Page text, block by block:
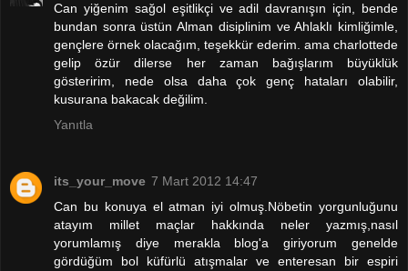
Can yiğenim sağol eşitlikçi ve adil davranışın için, bende
bundan sonra üstün Alman disiplinim ve Ahlaklı kimliğimle,
gençlere örnek olacağım, teşekkür ederim. ama charlottede
gelip özür dilerse her zaman bağışlarım büyüklük
gösteririm, nede olsa daha çok genç hataları olabilir,
kusurana bakacak değilim.
Yanıtla
its_your_move 7 Mart 2012 14:47
Can bu konuya el atman iyi olmuş.Nöbetin yorgunluğunu
atayım millet maçlar hakkında neler yazmış,nasıl
yorumlamış diye merakla blog'a giriyorum genelde
gördüğüm bol küfürlü atışmalar ve enteresan bir espiri